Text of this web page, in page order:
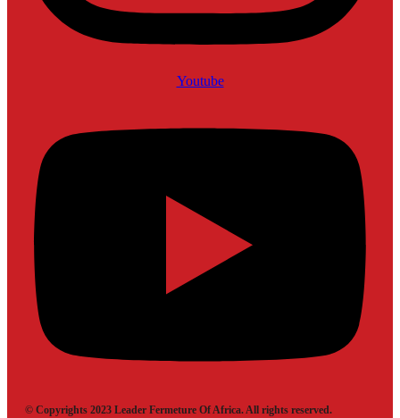
Youtube
© Copyrights 2023 Leader Fermeture Of Africa. All rights reserved.